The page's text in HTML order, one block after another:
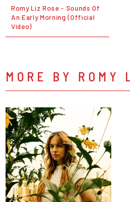
Romy Liz Rose - Sounds Of
An Early Morning (Official
Video)
MORE BY ROMY